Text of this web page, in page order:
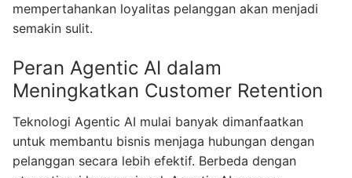
mempertahankan loyalitas pelanggan akan menjadi
semakin sulit.
Peran Agentic AI dalam
Meningkatkan Customer Retention
Teknologi Agentic AI mulai banyak dimanfaatkan
untuk membantu bisnis menjaga hubungan dengan
pelanggan secara lebih efektif. Berbeda dengan